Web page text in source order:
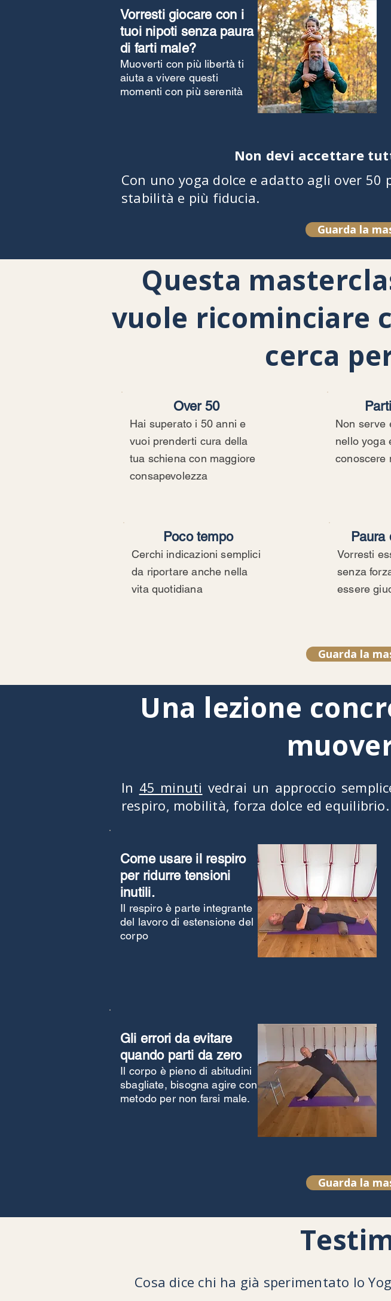
Vorresti giocare con i
tuoi nipoti senza paura
di farti male?
Muoverti con più libertà ti
aiuta a vivere questi
momenti con più serenità
Non devi accettare
Con uno yoga dolce e adatto agli over
stabilità e più fiducia.
Guarda la
Questa
vuole ricominciare
cerca
Over 50
Hai superato i 50 anni e
vuoi prenderti cura della
tua schiena con maggiore
consapevolezza
Poco tempo
Cerchi indicazioni semplici
da riportare anche nella
vita quotidiana
Non serve
nello yoga
conoscere
Vorresti
senza
essere
Guarda la
Una lezione
In 45 minuti vedrai un approccio
respiro, mobilità, forza dolce ed equilibrio.
Come usare il respiro
per ridurre tensioni
inutili.
Il respiro è parte integrante
del lavoro di estensione del
corpo
Gli errori da evitare
quando parti da zero
Il corpo è pieno di abitudini
sbagliate, bisogna agire con
metodo per non farsi male.
Guarda la
Cosa dice chi ha già sperimentato lo